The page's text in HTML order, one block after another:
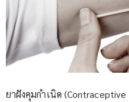
ยาฝังคุมกำเนิด